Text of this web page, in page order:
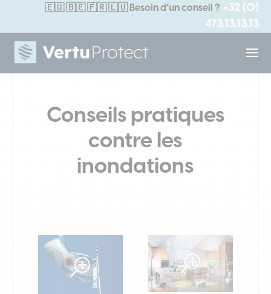
🇪🇺🇧🇪 🇫🇷 🇱🇺 Besoin d’un conseil ? +32 (0)
473.13.13.13
Conseils pratiques
contre les
inondations